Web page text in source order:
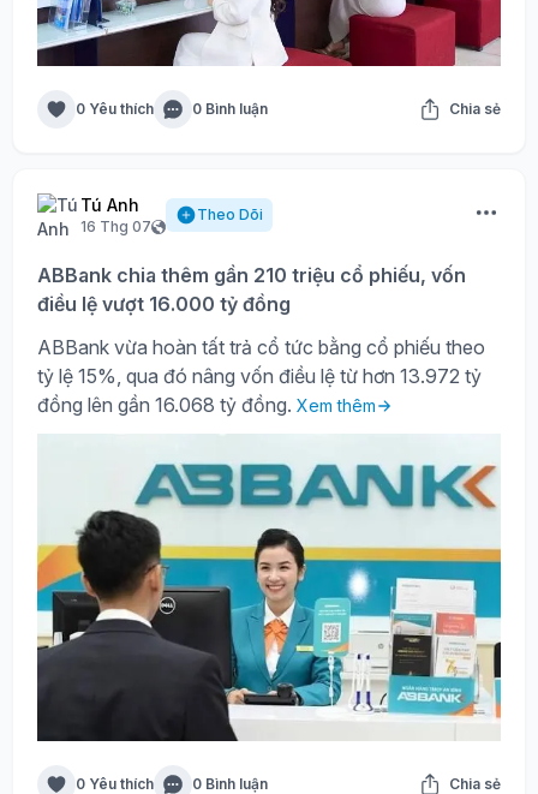
0 Yêu thích 0 Bình luận Chia sẻ
Tú Anh
16 Thg 07
Theo Dõi
ABBank chia thêm gần 210 triệu cổ phiếu, vốn
điều lệ vượt 16.000 tỷ đồng
ABBank vừa hoàn tất trả cổ tức bằng cổ phiếu theo
tỷ lệ 15%, qua đó nâng vốn điều lệ từ hơn 13.972 tỷ
đồng lên gần 16.068 tỷ đồng. Xem thêm
0 Yêu thích 0 Bình luận Chia sẻ